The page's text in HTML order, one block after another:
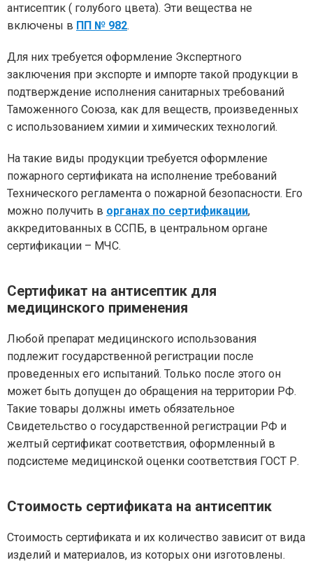
антисептик ( голубого цвета). Эти вещества не
включены в ПП № 982.
Для них требуется оформление Экспертного
заключения при экспорте и импорте такой продукции в
подтверждение исполнения санитарных требований
Таможенного Союза, как для веществ, произведенных
с использованием химии и химических технологий.
На такие виды продукции требуется оформление
пожарного сертификата на исполнение требований
Технического регламента о пожарной безопасности. Его
можно получить в органах по сертификации,
аккредитованных в ССПБ, в центральном органе
сертификации – МЧС.
Сертификат на антисептик для
медицинского применения
Любой препарат медицинского использования
подлежит государственной регистрации после
проведенных его испытаний. Только после этого он
может быть допущен до обращения на территории РФ.
Такие товары должны иметь обязательное
Свидетельство о государственной регистрации РФ и
желтый сертификат соответствия, оформленный в
подсистеме медицинской оценки соответствия ГОСТ Р.
Стоимость сертификата на антисептик
Стоимость сертификата и их количество зависит от вида
изделий и материалов, из которых они изготовлены.